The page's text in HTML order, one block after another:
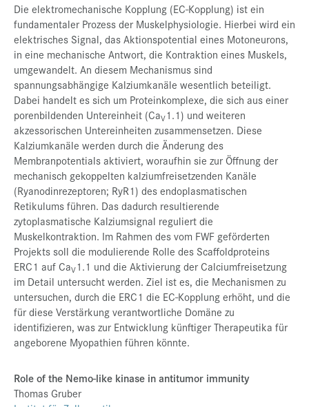
Die elektromechanische Kopplung (EC-Kopplung) ist ein
fundamentaler Prozess der Muskelphysiologie. Hierbei wird ein
elektrisches Signal, das Aktionspotential eines Motoneurons,
in eine mechanische Antwort, die Kontraktion eines Muskels,
umgewandelt. An diesem Mechanismus sind
spannungsabhängige Kalziumkanäle wesentlich beteiligt.
Dabei handelt es sich um Proteinkomplexe, die sich aus einer
porenbildenden Untereinheit (CaV1.1) und weiteren
akzessorischen Untereinheiten zusammensetzen. Diese
Kalziumkanäle werden durch die Änderung des
Membranpotentials aktiviert, woraufhin sie zur Öffnung der
mechanisch gekoppelten kalziumfreisetzenden Kanäle
(Ryanodinrezeptoren; RyR1) des endoplasmatischen
Retikulums führen. Das dadurch resultierende
zytoplasmatische Kalziumsignal reguliert die
Muskelkontraktion. Im Rahmen des vom FWF geförderten
Projekts soll die modulierende Rolle des Scaffoldproteins
ERC1 auf CaV1.1 und die Aktivierung der Calciumfreisetzung
im Detail untersucht werden. Ziel ist es, die Mechanismen zu
untersuchen, durch die ERC1 die EC-Kopplung erhöht, und die
für diese Verstärkung verantwortliche Domäne zu
identifizieren, was zur Entwicklung künftiger Therapeutika für
angeborene Myopathien führen könnte.
Role of the Nemo-like kinase in antitumor immunity
Thomas Gruber